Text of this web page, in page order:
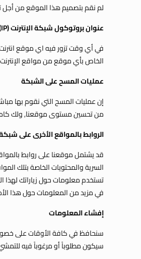
لم نقم بتصميم هذا الموقع من أجل
عنوان بروتوكول شبكة الإنترنت (IP)
الخاص بأي موقع من مواقع
عمليات المسح على الشبكة
إن عمليات المسح التي نقوم بها
من تحسين مستوى موقعنا, ولك كامل
الروابط بالمواقع الأخرى على شبكة
قد يشتمل موقعنا على روابط
السرية والمحتويات الخاصة بتلك
تستخدم معلومات حول زياراتك لهذا
في مزيد من المعلومات حول هذا
إفشاء المعلومات
سنحافظ في كافة الأوقات على
سيكون مطلوباً أو مرغوباً فيه